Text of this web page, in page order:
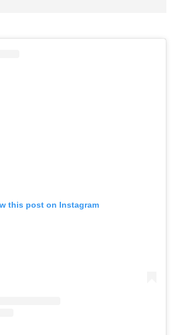
this post on Instagram